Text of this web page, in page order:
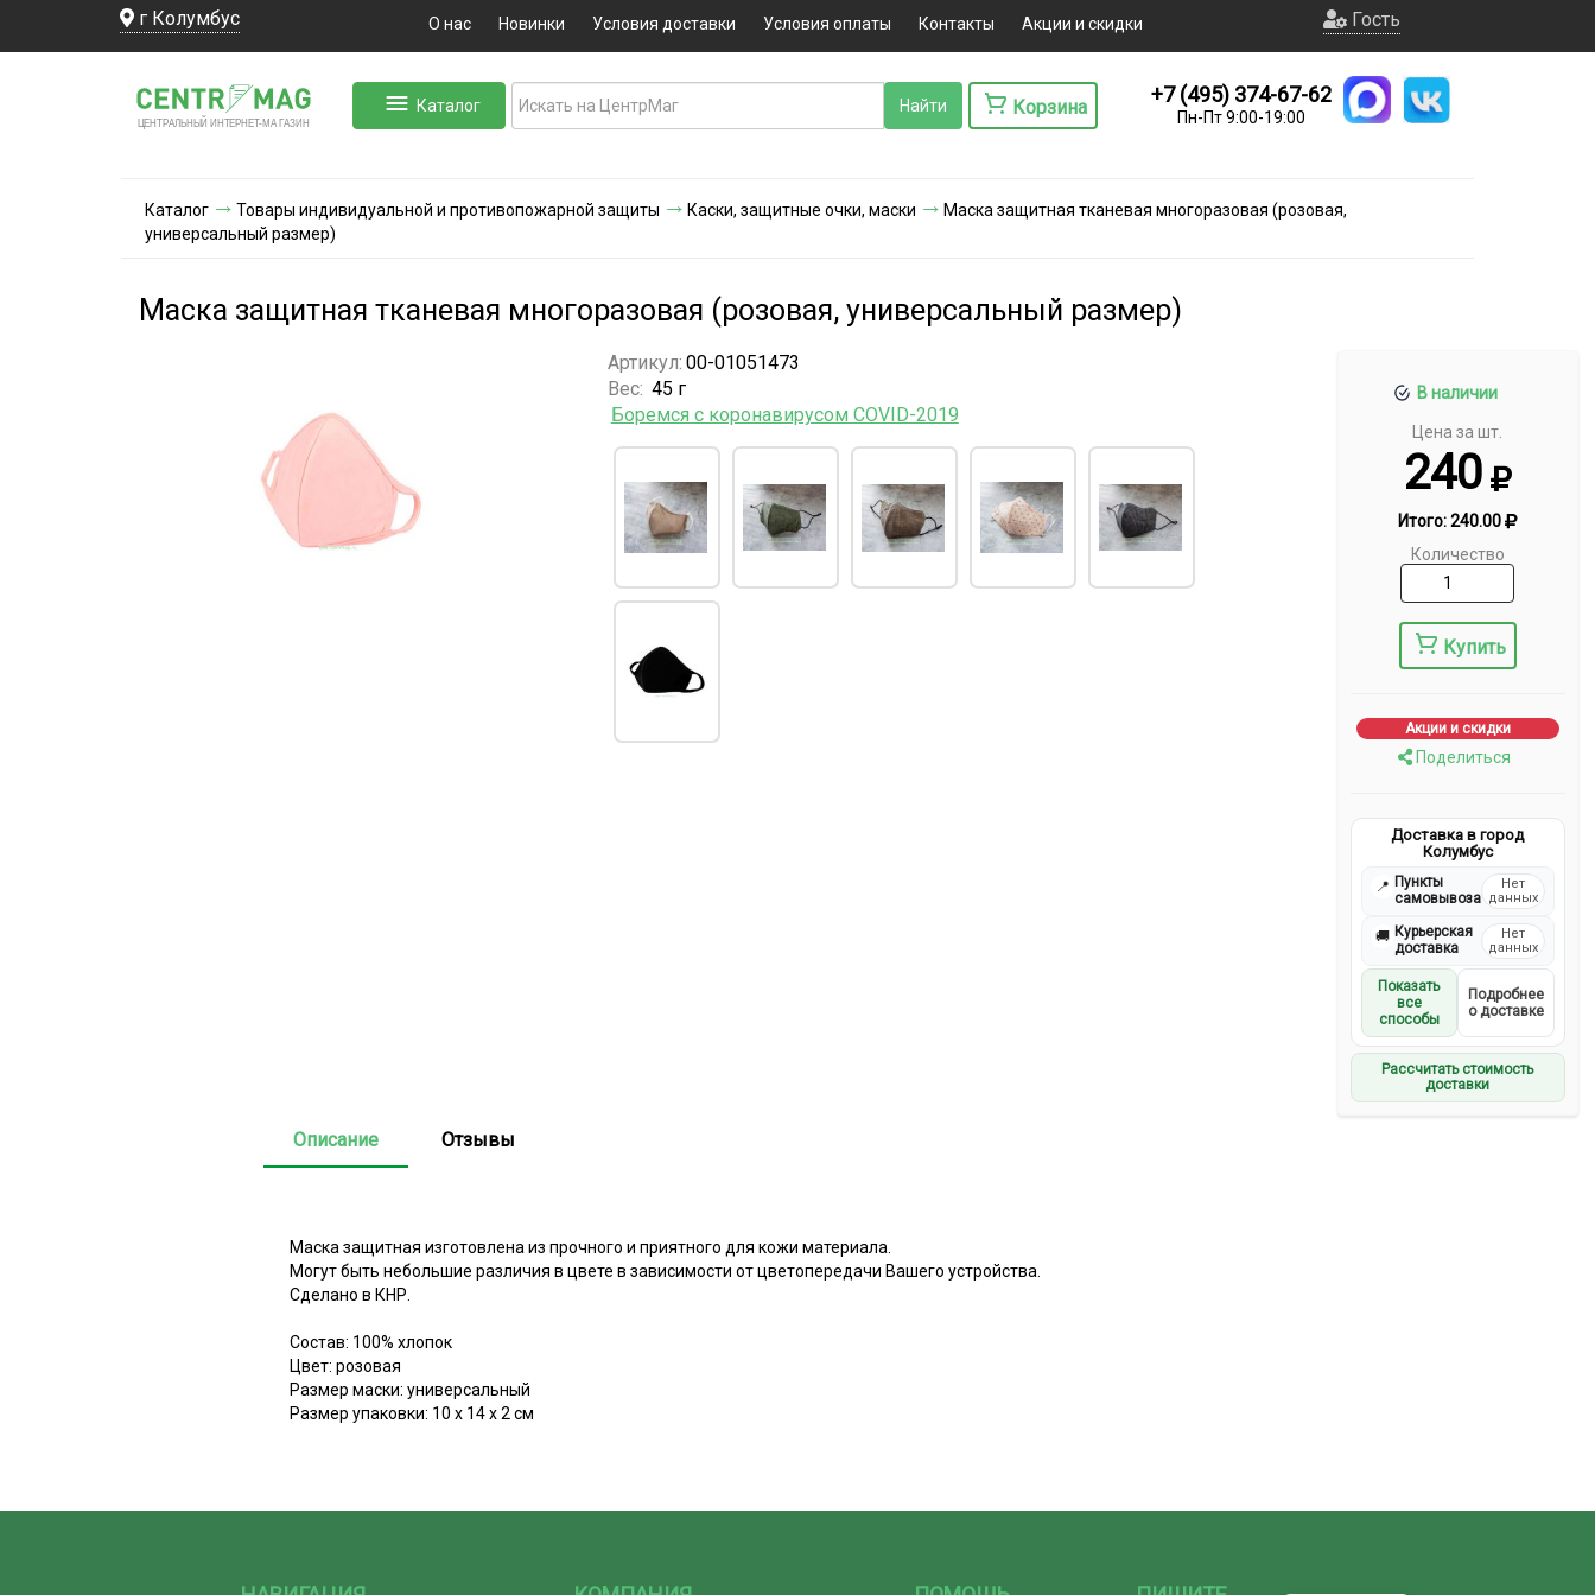
г Колумбус О нас Новинки Условия доставки Условия оплаты Контакты Акции и скидки Гость
ЦЕНТРАЛЬНЫЙ ИНТЕРНЕТ-МА ГАЗИН
Каталог Корзина
+7 (495) 374-67-62
Пн-Пт 9:00-19:00
Каталог Товары индивидуальной и противопожарной защиты Каски, защитные очки, маски
Маска защитная тканевая многоразовая (розовая,
универсальный размер)
Маска защитная тканевая многоразовая (розовая, универсальный размер)
В наличии
Цена за шт.
240
Итого:240.00
Количество
Купить
Акции и скидки
Поделиться
Доставка в город
Колумбус
📍 Пункты
самовывоза
Нет
данных
🚚 Курьерская
доставка
Нет
данных
Показать
все
способы
Подробнее
о доставке
Рассчитать стоимость
доставки
Артикул: 00-01051473
Вес: 45 г
Боремся с коронавирусом COVID-2019
Описание Отзывы
Маска защитная изготовлена из прочного и приятного для кожи материала.
Могут быть небольшие различия в цвете в зависимости от цветопередачи Вашего устройства.
Сделано в КНР.
Состав: 100% хлопок
Цвет: розовая
Размер маски: универсальный
Размер упаковки: 10 х 14 х 2 см